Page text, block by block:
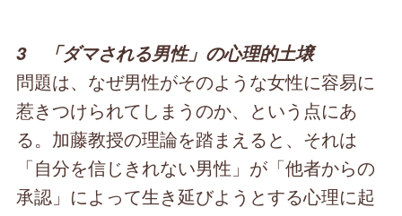
3 「ダマされる男性」の心理的土壌
問題は、なぜ男性がそのような女性に容易に
惹きつけられてしまうのか、という点にあ
る。加藤教授の理論を踏まえると、それは
「自分を信じきれない男性」が「他者からの
承認」によって生き延びようとする心理に起